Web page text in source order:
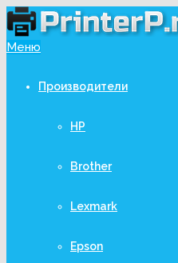
Меню
Производители
HP
Brother
Lexmark
Epson